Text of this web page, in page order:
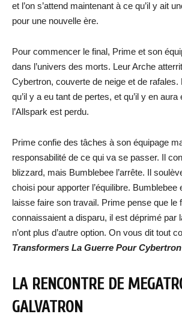
et l’on s’attend maintenant à ce qu’il y ait
pour une nouvelle ère.
Pour commencer le final, Prime et son
dans l’univers des morts. Leur Arche
Cybertron, couverte de neige et de rafales.
qu’il y a eu tant de pertes, et qu’il y en
l’Allspark est perdu.
Prime confie des tâches à son équipage
responsabilité de ce qui va se passer. Il
blizzard, mais Bumblebee l’arrête. Il
choisi pour apporter l’équilibre. Bumblebee
laisse faire son travail. Prime pense que le
connaissaient a disparu, il est déprimé par
n’ont plus d’autre option. On vous dit tout
Transformers La Guerre Pour
LA RENCONTRE DE
GALVATRON